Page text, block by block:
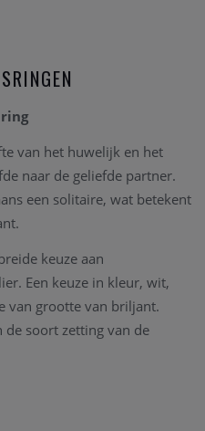
van het huwelijk en het
naar de geliefde partner.
een solitaire, wat betekent
keuze aan
Een keuze in kleur, wit,
van grootte van briljant.
soort zetting van de
een type verlovingsring in